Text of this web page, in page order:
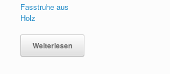
Fasstruhe aus
Holz
Weiterlesen